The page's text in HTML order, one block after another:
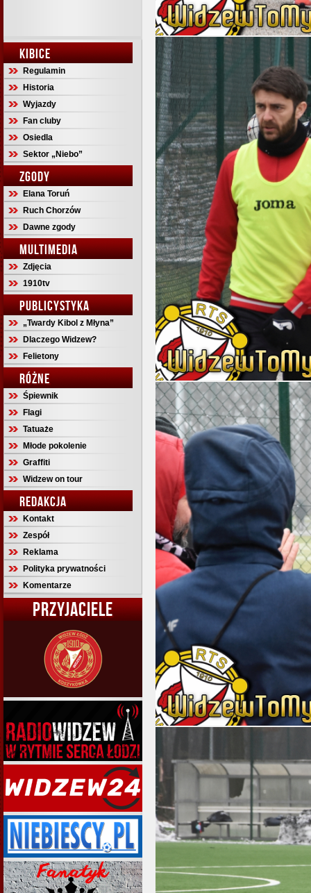
KIBICE
Regulamin
Historia
Wyjazdy
Fan cluby
Osiedla
Sektor „Niebo”
ZGODY
Elana Toruń
Ruch Chorzów
Dawne zgody
MULTIMEDIA
Zdjęcia
1910tv
PUBLICYSTYKA
„Twardy Kibol z Młyna”
Dlaczego Widzew?
Felietony
RÓŻNE
Śpiewnik
Flagi
Tatuaże
Młode pokolenie
Graffiti
Widzew on tour
REDAKCJA
Kontakt
Zespół
Reklama
Polityka prywatności
Komentarze
PRZYJACIELE